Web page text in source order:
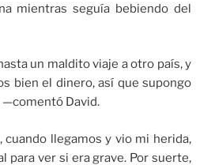
mientras seguía bebiendo del
un maldito viaje a otro país, y
bien el dinero, así que supongo
—comentó David.
llegamos y vio mi herida,
para ver si era grave. Por suerte,